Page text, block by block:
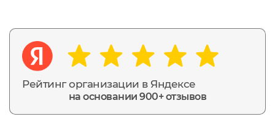
Рейтинг организации в Яндексе
на основании 900+ отзывов